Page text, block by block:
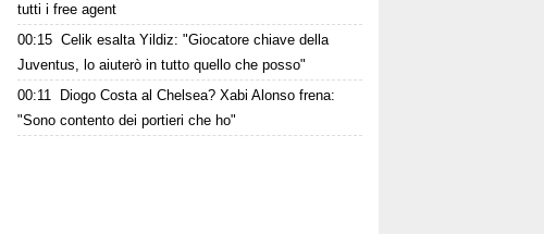
tutti i free agent
00:15 Celik esalta Yildiz: "Giocatore chiave della
Juventus, lo aiuterò in tutto quello che posso"
00:11
Diogo Costa al Chelsea? Xabi Alonso frena:
"Sono contento dei portieri che ho"